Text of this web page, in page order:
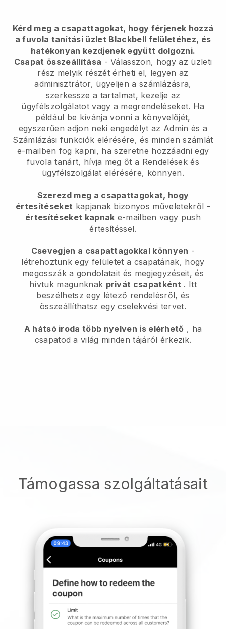
Kérd meg a csapattagokat, hogy férjenek hozzá
a fuvola tanítási üzlet Blackbell felületéhez, és
hatékonyan kezdjenek együtt dolgozni.
Csapat összeállítása - Válasszon, hogy az üzleti
rész melyik részét érheti el, legyen az
adminisztrátor, ügyeljen a számlázásra,
szerkessze a tartalmat, kezelje az
ügyfélszolgálatot vagy a megrendeléseket. Ha
például be kívánja vonni a könyvelőjét,
egyszerűen adjon neki engedélyt az Admin és a
Számlázási funkciók elérésére, és minden számlát
e-mailben fog kapni, ha szeretne hozzáadni egy
fuvola tanárt, hívja meg őt a Rendelések és
ügyfélszolgálat elérésére, könnyen.
Szerezd meg a csapattagokat, hogy
értesítéseket kapjanak bizonyos műveletekről -
értesítéseket kapnak e-mailben vagy push
értesítéssel.
Csevegjen a csapattagokkal könnyen -
létrehoztunk egy felületet a csapatának, hogy
megosszák a gondolatait és megjegyzéseit, és
hívtuk magunknak privát csapatként . Itt
beszélhetsz egy létező rendelésről, és
összeállíthatsz egy cselekvési tervet.
A hátsó iroda több nyelven is elérhető , ha
csapatod a világ minden tájáról érkezik.
Támogassa szolgáltatásait